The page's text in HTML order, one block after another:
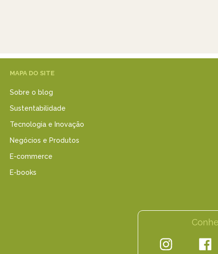
MAPA DO SITE
Sobre o blog
Sustentabilidade
Tecnologia e Inovação
Negócios e Produtos
E-commerce
E-books